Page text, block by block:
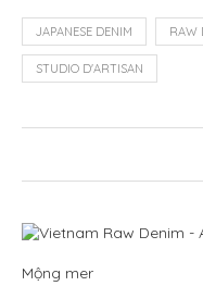
JAPANESE DENIM RAW
STUDIO D'ARTISAN
Mộng mer